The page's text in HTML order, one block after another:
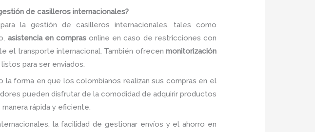
de casilleros internacionales?
para la gestión de casilleros internacionales, tales como
asistencia en comprasonline en caso de restricciones con
el transporte internacional. También ofrecen monitorización
para ser enviados.
la forma en que los colombianos realizan sus compras en el
pueden disfrutar de la comodidad de adquirir productos
rápida y eficiente.
la facilidad de gestionar envíos y el ahorro en